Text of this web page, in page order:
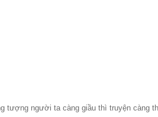
tượng người ta càng giầu thì truyện càng